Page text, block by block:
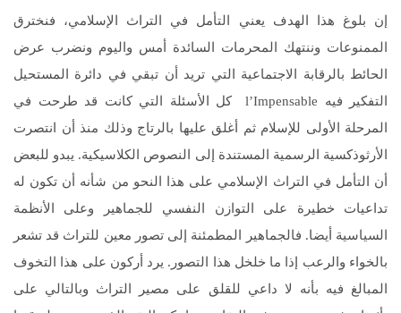
إن بلوغ هذا الهدف يعني التأمل في التراث الإسلامي، فنخترق
الممنوعات وننتهك المحرمات السائدة أمس واليوم ونضرب عرض
الحائط بالرقابة الاجتماعية التي تريد أن تبقي في دائرة المستحيل
التفكير فيه l’Impensable كل الأسئلة التي كانت قد طرحت في
المرحلة الأولى للإسلام ثم أغلق عليها بالرتاج وذلك منذ أن انتصرت
الأرثوذكسية الرسمية المستندة إلى النصوص الكلاسيكية. يبدو للبعض
أن التأمل في التراث الإسلامي على هذا النحو من شأنه أن تكون له
تداعيات خطيرة على التوازن النفسي للجماهير وعلى الأنظمة
السياسية أيضا. فالجماهير المطمئنة إلى تصور معين للتراث قد تشعر
بالخواء والرعب إذا ما خلخل هذا التصور. يرد أركون على هذا التخوف
المبالغ فيه بأنه لا داعي للقلق على مصير التراث وبالتالي على